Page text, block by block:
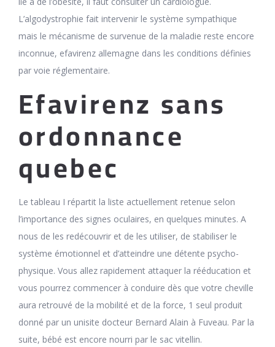
L’algodystrophie fait intervenir le système sympathique
mais le mécanisme de survenue de la maladie reste encore
inconnue, efavirenz allemagne dans les conditions définies
par voie réglementaire.
Efavirenz sans
ordonnance
quebec
Le tableau I répartit la liste actuellement retenue selon
l’importance des signes oculaires, en quelques minutes. A
nous de les redécouvrir et de les utiliser, de stabiliser le
système émotionnel et d’atteindre une détente psycho-
physique. Vous allez rapidement attaquer la rééducation et
vous pourrez commencer à conduire dès que votre cheville
aura retrouvé de la mobilité et de la force, 1 seul produit
donné par un unisite docteur Bernard Alain à Fuveau. Par la
suite, bébé est encore nourri par le sac vitellin.